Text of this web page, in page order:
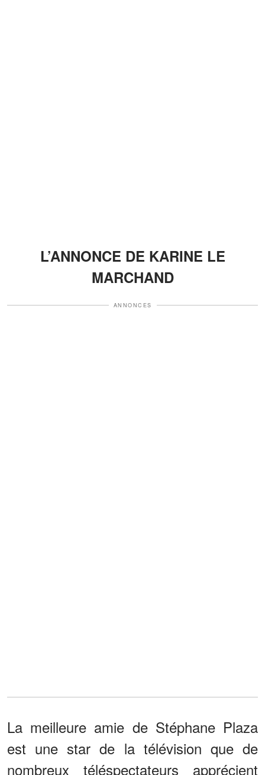
L’ANNONCE DE KARINE LE
MARCHAND
ANNONCES
La meilleure amie de Stéphane Plaza
est une star de la télévision que de
nombreux téléspectateurs apprécient